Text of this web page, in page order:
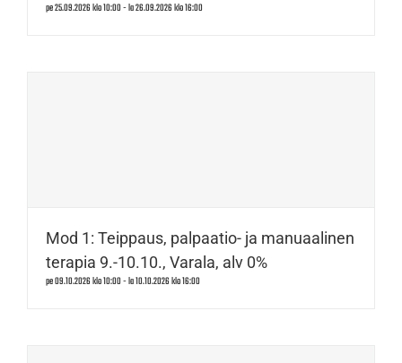
pe 25.09.2026 klo 10:00-la 26.09.2026 klo 16:00
Mod 1: Teippaus, palpaatio- ja manuaalinen
terapia 9.-10.10., Varala, alv 0%
pe 09.10.2026 klo 10:00-la 10.10.2026 klo 16:00